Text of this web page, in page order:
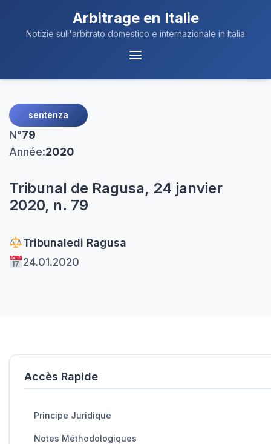
Arbitrage en Italie
Notizie sull'arbitrato domestico e internazionale in Italia
Navigation
sentenza
N°79
Année:2020
Tribunal de Ragusa, 24 janvier
2020, n. 79
Tribunaledi Ragusa
24.01.2020
Accès Rapide
Principe Juridique
Notes Méthodologiques